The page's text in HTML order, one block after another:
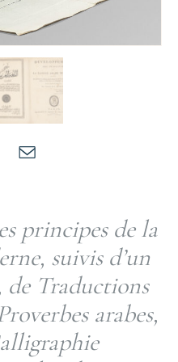
principes de la
suivis d’un
de Traductions
arabes,